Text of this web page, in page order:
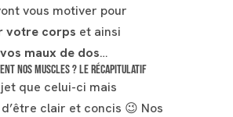
vous motiver pour
votre corps et ainsi
maux de dos…
nos muscles ? Le récapitulatif
que celui-ci mais
clair et concis 😉 Nos